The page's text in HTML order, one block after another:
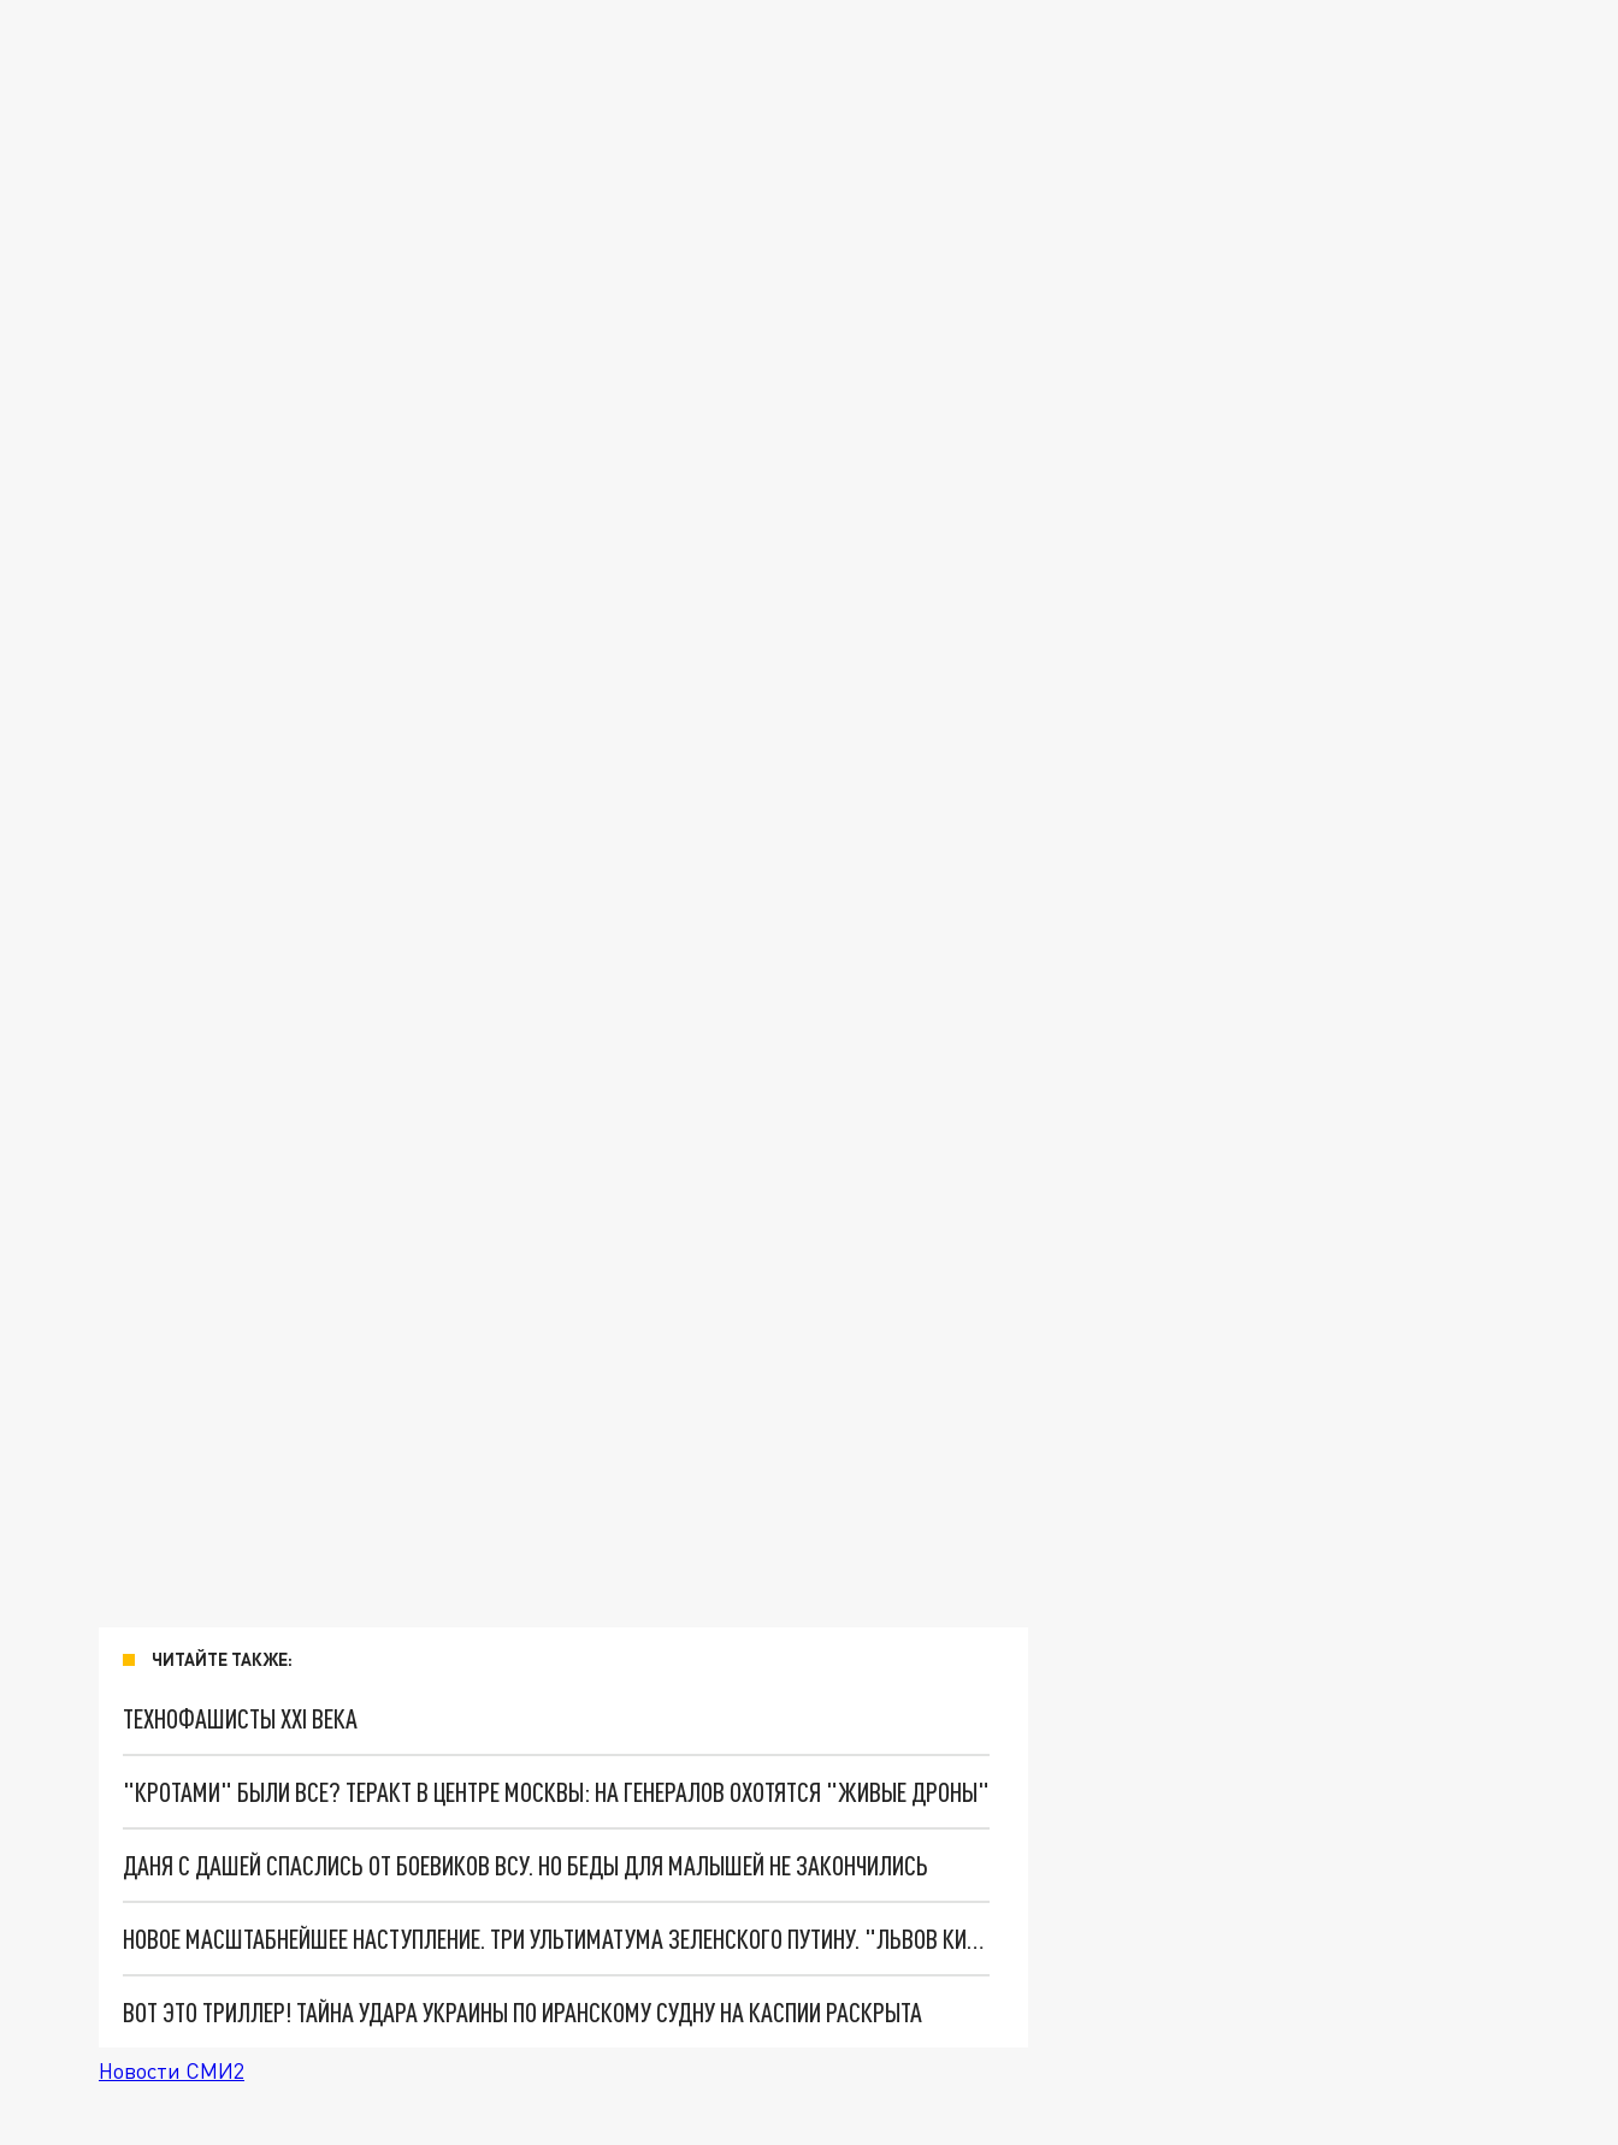
ЧИТАЙТЕ ТАКЖЕ:
ТЕХНОФАШИСТЫ XXI ВЕКА
"КРОТАМИ" БЫЛИ ВСЕ? ТЕРАКТ В ЦЕНТРЕ МОСКВЫ: НА ГЕНЕРАЛОВ ОХОТЯТСЯ "ЖИВЫЕ ДРОНЫ"
ДАНЯ С ДАШЕЙ СПАСЛИСЬ ОТ БОЕВИКОВ ВСУ. НО БЕДЫ ДЛЯ МАЛЫШЕЙ НЕ ЗАКОНЧИЛИСЬ
НОВОЕ МАСШТАБНЕЙШЕЕ НАСТУПЛЕНИЕ. ТРИ УЛЬТИМАТУМА ЗЕЛЕНСКОГО ПУТИНУ. "ЛЬВОВ КИМА" ПОСТАВЯТ НА ПВО? ГЛОБАЛЬНЫЙ ПРОРЫВ ПОД ЗАПОРОЖЬЕМ
ВОТ ЭТО ТРИЛЛЕР! ТАЙНА УДАРА УКРАИНЫ ПО ИРАНСКОМУ СУДНУ НА КАСПИИ РАСКРЫТА
Новости СМИ2